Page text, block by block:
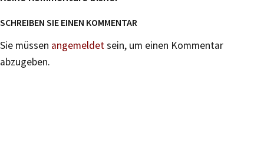
SCHREIBEN SIE EINEN KOMMENTAR
Sie müssen angemeldetsein, um einen Kommentar
abzugeben.